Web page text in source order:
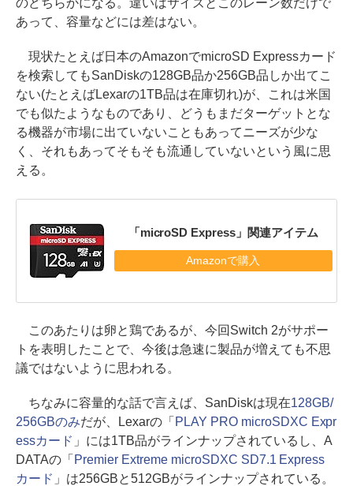
あって、容量などには差はない。
現状たとえば日本のAmazonでmicroSD Expressカード
を検索してもSanDiskの128GB品か256GB品しか出てこ
ない(たとえばLexarの1TB品は在庫切れ)が、これは米国
でも似たようなものであり、どうもまだターゲットとな
る機器が市場に出ていないこともあってニーズが少な
く、それもあってそもそも流通していないという風に思
える。
「microSD Express」関連アイテム
Amazonで購入
このあたりは卵と鶏であるが、今回Switch 2がサポー
トを表明したことで、今後は急速に製品が増えても不思
議ではないように思われる。
ちなみに容量的な話で言えば、SanDiskは現在128GB/
256GBのみだが、Lexarの「 PLAY PRO microSDXC Expr
essカード 」には1TB品がラインナップされているし、A
DATAの「 Premier Extreme microSDXC SD7.1 Express
カード 」は256GBと512GBがラインナップされている。